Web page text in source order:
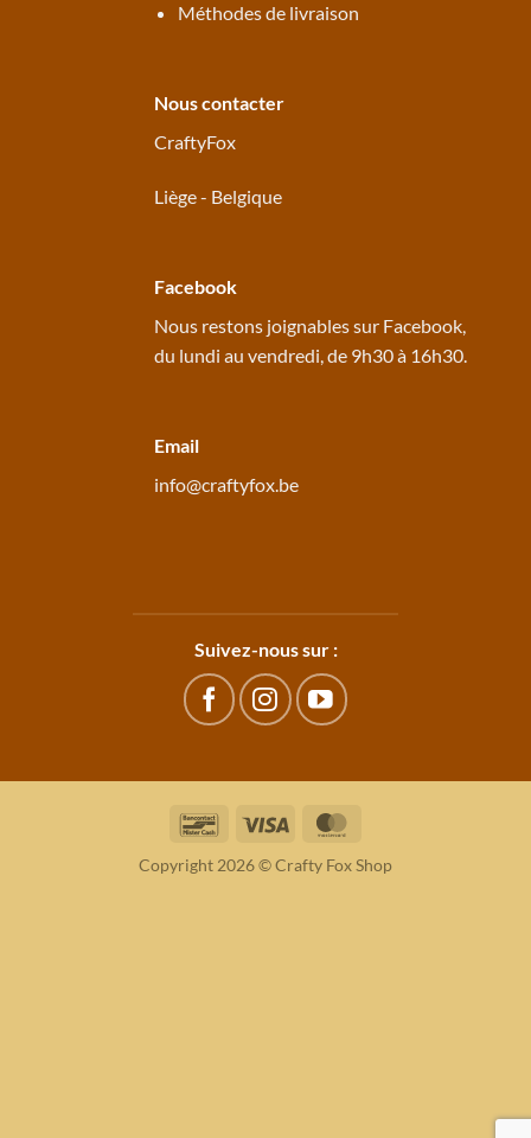
Méthodes de livraison
Nous contacter
CraftyFox
Liège - Belgique
Facebook
Nous restons joignables sur Facebook,
du lundi au vendredi, de 9h30 à 16h30.
Email
info@craftyfox.be
Suivez-nous sur :
BancontactVisa
Copyright 2026 © Crafty Fox Shop